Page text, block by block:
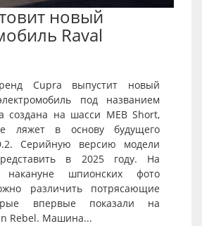
новый
Raval
Cupra выпустит новый
под названием
создана на шасси MEB Short,
ляжет в основу будущего
Серийную версию модели
в 2025 году. На
накануне шпионских фото
различить потрясающие
впервые показали на
Rebel. Машина...